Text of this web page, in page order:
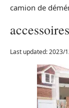
camion de
Last updated: 2023/